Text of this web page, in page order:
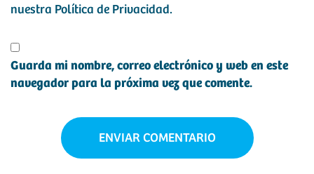
nuestra Política de Privacidad.
Guarda mi nombre, correo electrónico y web en este
navegador para la próxima vez que comente.